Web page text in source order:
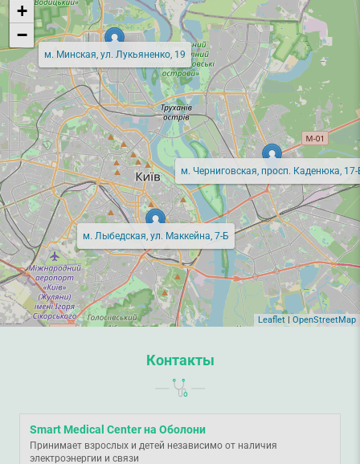
м. Минская, ул. Лукьяненко, 19
м. Лыбедская, ул. Маккейна, 7-Б
м. Черниговская, просп. Каденюка, 17-
+
−
Leaflet| OpenStreetMap
Контакты
Smart Medical Center на Оболони
Принимает взрослых и детей независимо от наличия
электроэнергии и связи